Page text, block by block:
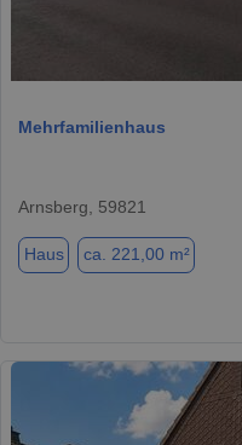
Mehrfamilienhaus
Arnsberg, 59821
Haus ca. 221,00 m²